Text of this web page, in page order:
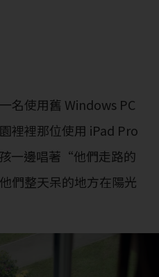
名使用舊 Windows PC
裡裡那位使用 ‌iPad Pro‌
一邊唱著“他們走路的
們整天呆的地方在陽光